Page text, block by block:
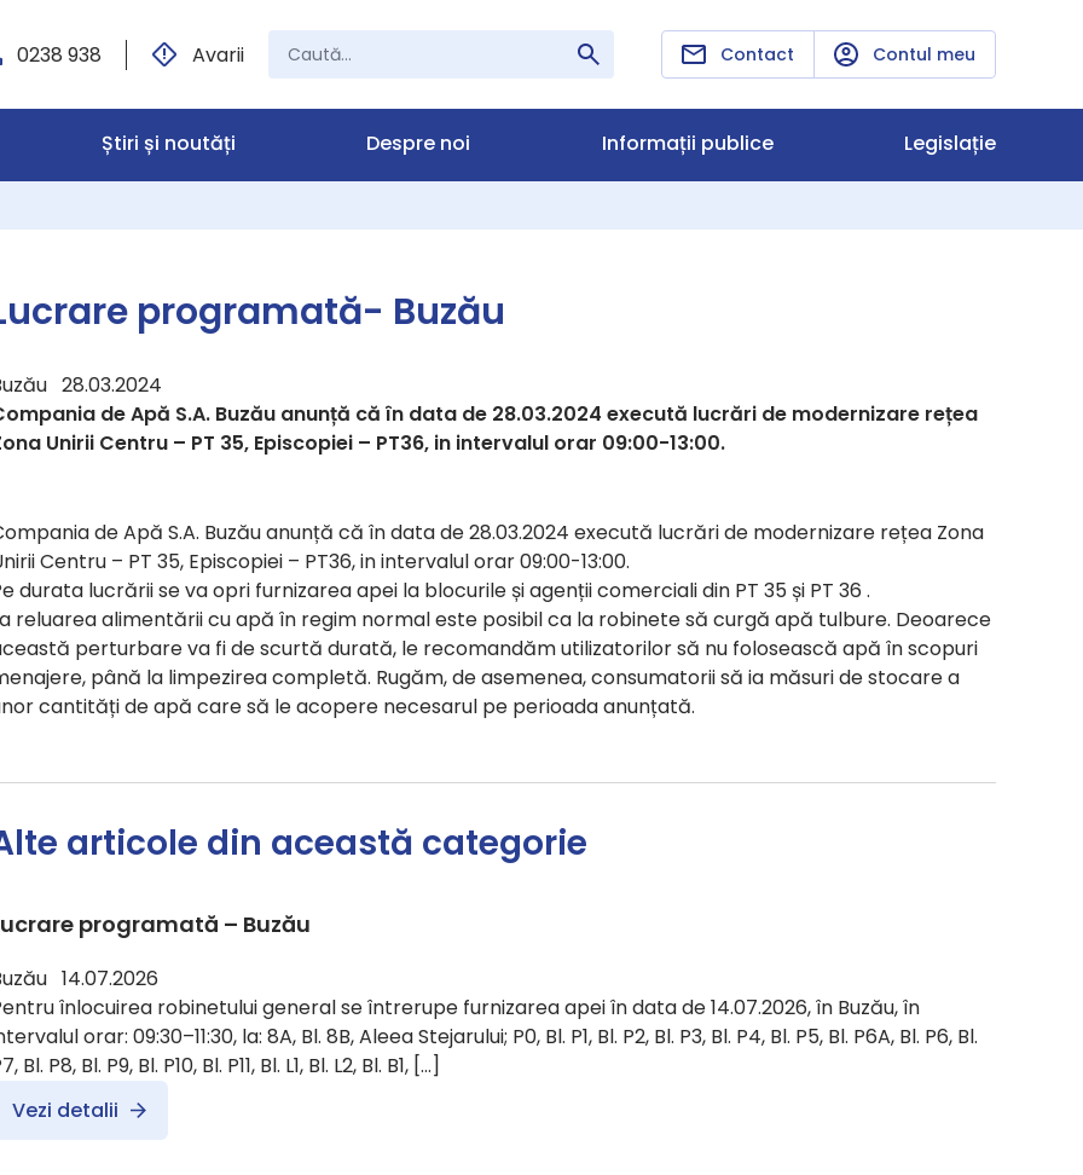
0238 938 Avarii Contact Contul meu
Știri și noutăți Despre noi Informații publice Legislație
programată- Buzău
28.03.2024
de Apă S.A. Buzău anunță că în data de 28.03.2024 execută lucrări de modernizare rețea
Unirii Centru – PT 35, Episcopiei – PT36, in intervalul orar 09:00-13:00.
de Apă S.A. Buzău anunță că în data de 28.03.2024 execută lucrări de modernizare rețea Zona
Centru – PT 35, Episcopiei – PT36, in intervalul orar 09:00-13:00.
durata lucrării se va opri furnizarea apei la blocurile și agenții comerciali din PT 35 și PT 36 .
reluarea alimentării cu apă în regim normal este posibil ca la robinete să curgă apă tulbure. Deoarece
perturbare va fi de scurtă durată, le recomandăm utilizatorilor să nu folosească apă în scopuri
până la limpezirea completă. Rugăm, de asemenea, consumatorii să ia măsuri de stocare a
cantități de apă care să le acopere necesarul pe perioada anunțată.
articole din această categorie
programată – Buzău
14.07.2026
înlocuirea robinetului general se întrerupe furnizarea apei în data de 14.07.2026, în Buzău, în
orar: 09:30–11:30, la: 8A, Bl. 8B, Aleea Stejarului; P0, Bl. P1, Bl. P2, Bl. P3, Bl. P4, Bl. P5, Bl. P6A, Bl. P6, Bl.
Bl. P8, Bl. P9, Bl. P10, Bl. P11, Bl. L1, Bl. L2, Bl. B1, […]
Vezi detalii